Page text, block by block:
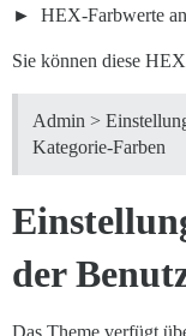
HEX-Farbwerte
Sie können diese
Admin >
Kategorie-Farben
der
Das Theme verfügt